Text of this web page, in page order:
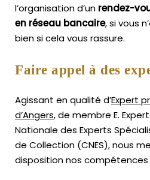
l’organisation d’un rendez-
en réseau bancaire, si vous
bien si cela vous rassure.
Faire appel à des
Agissant en qualité d’Expert
d’Angers, de membre E. Expert
Nationale des Experts
de Collection (CNES),nous
disposition nos compétences